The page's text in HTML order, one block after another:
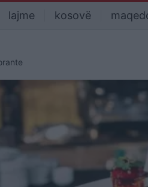
lajme kosovë